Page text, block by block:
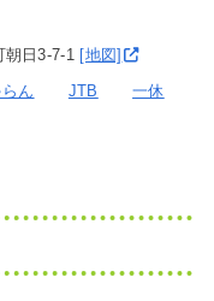
日3-7-1 [地図]
ん JTB
一休